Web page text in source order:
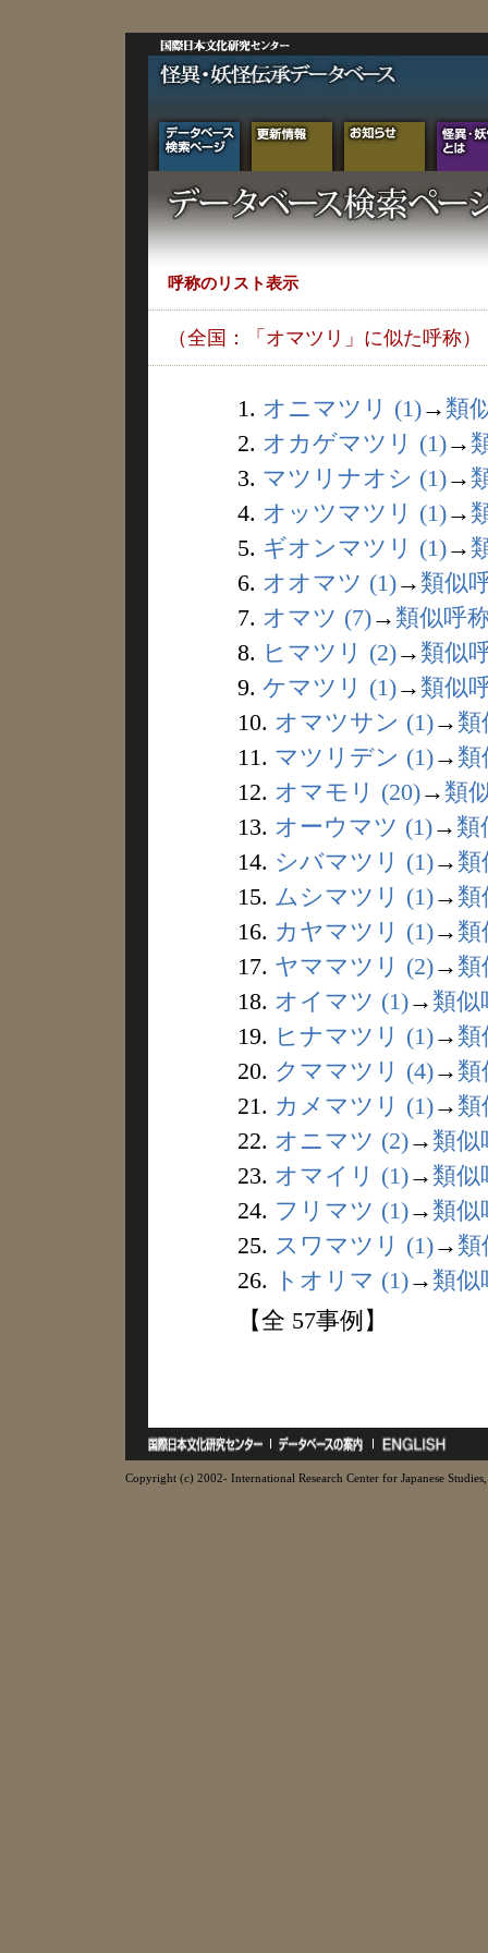
呼称のリスト表示
（全国：「オマツリ」に似た呼称）
1. オニマツリ (1)→ 類
2. オカゲマツリ (1)→
3. マツリナオシ (1)→
4. オッツマツリ (1)→
5. ギオンマツリ (1)→
6. オオマツ (1)→ 類似
7. オマツ (7)→ 類似呼
8. ヒマツリ (2)→ 類似
9. ケマツリ (1)→ 類似
10. オマツサン (1)→ 類
11. マツリデン (1)→ 類
12. オマモリ (20)→ 類
13. オーウマツ (1)→ 類
14. シバマツリ (1)→ 類
15. ムシマツリ (1)→ 類
16. カヤマツリ (1)→ 類
17. ヤママツリ (2)→ 類
18. オイマツ (1)→ 類似
19. ヒナマツリ (1)→ 類
20. クママツリ (4)→ 類
21. カメマツリ (1)→ 類
22. オニマツ (2)→ 類似
23. オマイリ (1)→ 類似
24. フリマツ (1)→ 類似
25. スワマツリ (1)→ 類
26.
トオリマ (1)→ 類似
【全 57事例】
Copyright (c) 2002- International Research Center for Japanese